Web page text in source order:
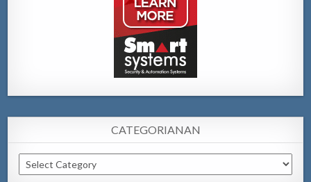
CATEGORIANAN
Categorianan